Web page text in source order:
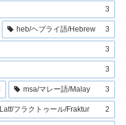
3
heb/ヘブライ語/Hebrew 3
3
3
msa/マレー語/Malay 3
Latf/フラクトゥール/Fraktur 2